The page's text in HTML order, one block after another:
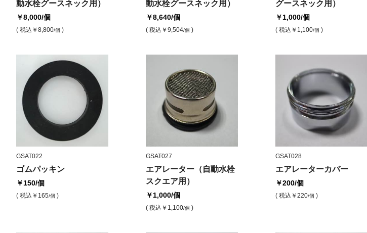
動水栓グースネック用）
￥8,000/個
( 税込 ￥8,800/個 )
動水栓グースネック用）
￥8,640/個
( 税込 ￥9,504/個 )
グースネック用）
￥1,000/個
( 税込 ￥1,100/個 )
GSAT022
ゴムパッキン
￥150/個
( 税込 ￥165/個 )
GSAT027
エアレーター（自動水栓
スクエア用）
￥1,000/個
( 税込 ￥1,100/個 )
GSAT028
エアレーターカバー
￥200/個
( 税込 ￥220/個 )